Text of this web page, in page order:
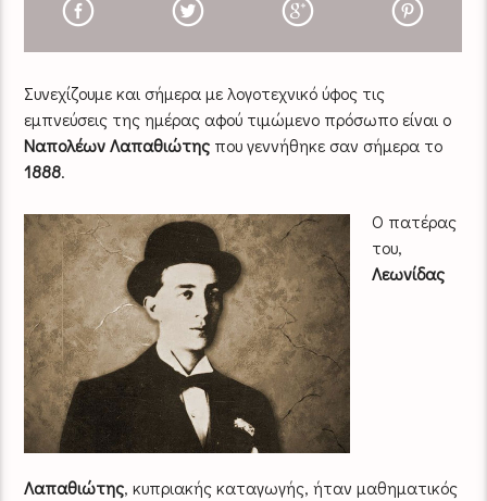
Συνεχίζουμε και σήμερα με λογοτεχνικό ύφος τις
εμπνεύσεις της ημέρας αφού τιμώμενο πρόσωπο είναι ο
Ναπολέων Λαπαθιώτης που γεννήθηκε σαν σήμερα το
1888.
Ο πατέρας
του,
Λεωνίδας
Λαπαθιώτης, κυπριακής καταγωγής, ήταν μαθηματικός